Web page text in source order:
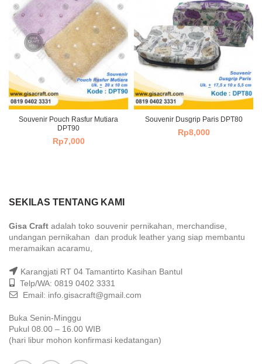
Souvenir Pouch Rasfur Mutiara
DPT90
Rp7,000
Souvenir Dusgrip Paris DPT80
Rp8,000
SEKILAS TENTANG KAMI
Gisa Craft adalah toko souvenir pernikahan, merchandise,
undangan pernikahan dan produk leather yang siap membantu
meramaikan acaramu,
Karangjati RT 04 Tamantirto Kasihan Bantul
Telp/WA: 0819 0402 3331
Email: info.gisacraft@gmail.com
Buka Senin-Minggu
Pukul 08.00 – 16.00 WIB
(hari libur mohon konfirmasi kedatangan)